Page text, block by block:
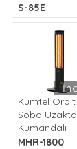
S-85E
Kumtel Orbit
Soba
Kumandalı
MHR-1800